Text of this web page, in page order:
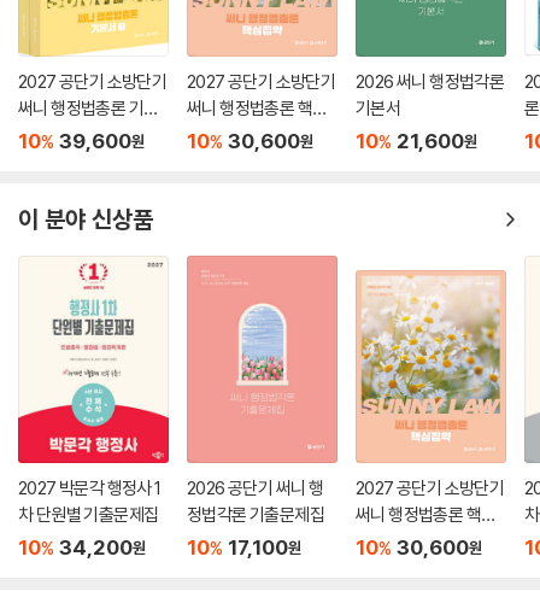
2027 공단기 소방단기
써니 행정법총론 기본
서
10% 39,600원
2027 공단기 소방단기
써니 행정법총론 핵심
집약
10% 30,600원
2026 써니 행정법각론
기본서
10% 21,600원
(
이 분야 신상품
2027 박문각 행정사 1
차 단원별 기출문제집
10% 34,200원
2026 공단기 써니 행
정법각론 기출문제집
10% 17,100원
2027 공단기 소방단기
써니 행정법총론 핵심
집약
10% 30,600원